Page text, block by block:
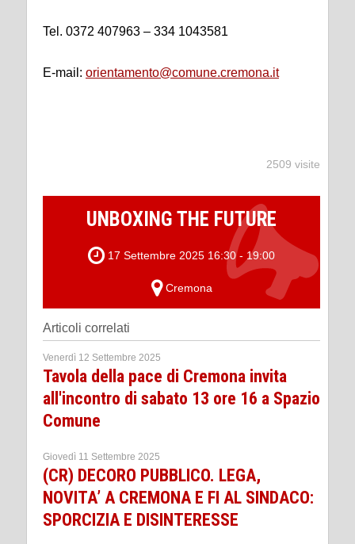
Tel. 0372 407963 – 334 1043581
E-mail: orientamento@comune.cremona.it
2509 visite
UNBOXING THE FUTURE
17 Settembre 2025 16:30 - 19:00
Cremona
Articoli correlati
Venerdì 12 Settembre 2025
Tavola della pace di Cremona invita
all'incontro di sabato 13 ore 16 a Spazio
Comune
Giovedì 11 Settembre 2025
(CR) DECORO PUBBLICO. LEGA,
NOVITA’ A CREMONA E FI AL SINDACO:
SPORCIZIA E DISINTERESSE